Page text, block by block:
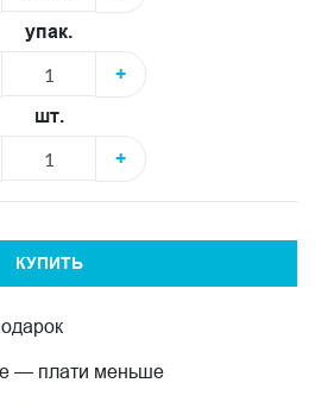
упак.
+
шт.
+
КУПИТЬ
— плати меньше